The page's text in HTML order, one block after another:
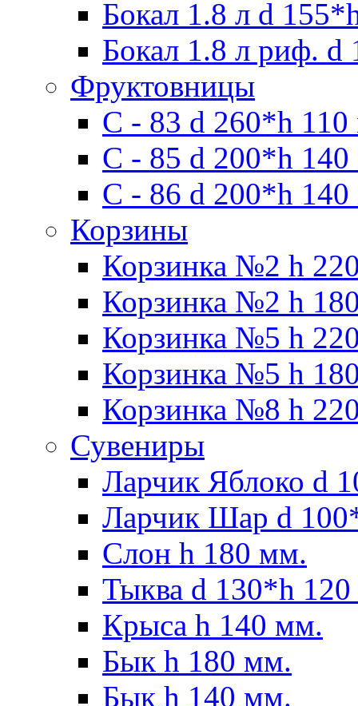
Бокал 1.8 л d
Бокал 1.8 л риф.
Фруктовницы
С - 83 d 260*h
С - 85 d 200*h
С - 86 d 200*h
Корзины
Корзинка №2 h
Корзинка №2 h
Корзинка №5 h
Корзинка №5 h
Корзинка №8 h
Сувениры
Ларчик Яблоко d
Ларчик Шар d
Слон h 180 мм.
Тыква d 130*h
Крыса h 140 мм.
Бык h 180 мм.
Бык h 140 мм.